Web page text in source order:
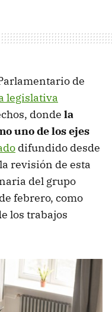
de
legislativa
donde la
uno de los ejes
difundido desde
revisión de esta
del grupo
febrero, como
los trabajos